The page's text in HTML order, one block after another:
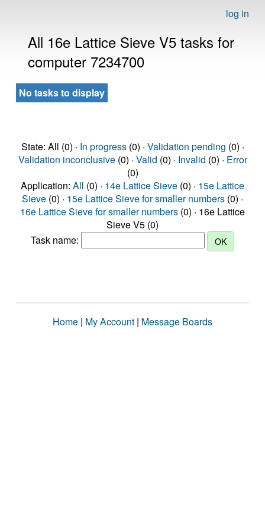
log in
All 16e Lattice Sieve V5 tasks for
computer 7234700
No tasks to display
State: All (0) · In progress(0) · Validation pending (0) ·
Validation inconclusive(0) · Valid (0) · Invalid (0) · Error
(0)
Application: All (0) · 14e Lattice Sieve (0) · 15e Lattice
Sieve (0) · 15e Lattice Sieve for smaller numbers (0) ·
16e Lattice Sieve for smaller numbers (0) · 16e Lattice
Sieve V5 (0)
Task name:
Home | My Account | Message Boards